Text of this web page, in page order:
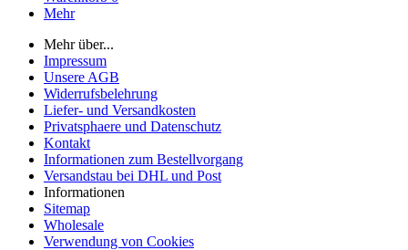
Mehr
Mehr über...
Impressum
Unsere AGB
Widerrufsbelehrung
Liefer- und Versandkosten
Privatsphaere und Datenschutz
Kontakt
Informationen zum Bestellvorgang
Versandstau bei DHL und Post
Informationen
Sitemap
Wholesale
Verwendung von Cookies